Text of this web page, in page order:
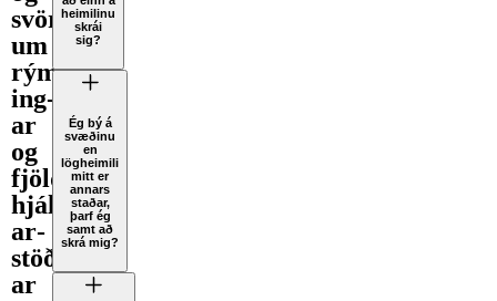
svör
um
rým­
ing­
ar
og
fjölda­
hjálp­
ar­
stöðv­
ar
heimilinu
skrái
sig?
Ég bý á
svæðinu
en
lögheimili
mitt er
annars
staðar,
þarf ég
samt að
skrá mig?